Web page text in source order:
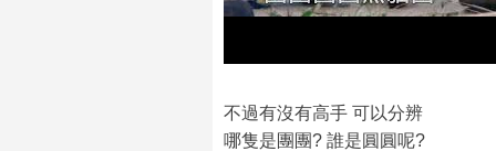
不過有沒有高手 可以分辨
哪隻是團團? 誰是圓圓呢?